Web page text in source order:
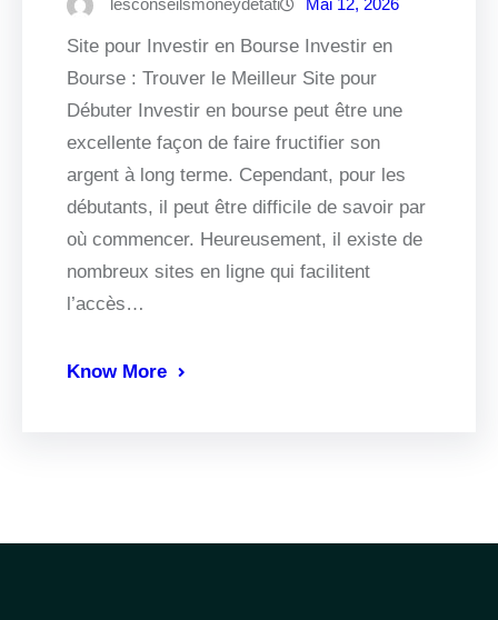
lesconseilsmoneydetati Mai 12, 2026
Site pour Investir en Bourse Investir en
Bourse : Trouver le Meilleur Site pour
Débuter Investir en bourse peut être une
excellente façon de faire fructifier son
argent à long terme. Cependant, pour les
débutants, il peut être difficile de savoir par
où commencer. Heureusement, il existe de
nombreux sites en ligne qui facilitent
l’accès…
Know More